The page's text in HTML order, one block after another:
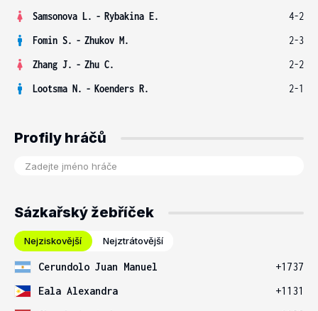
Samsonova L. - Rybakina E.
4-2
Fomin S. - Zhukov M.
2-3
Zhang J. - Zhu C.
2-2
Lootsma N. - Koenders R. 2-1
Profily hráčů
Sázkařský žebříček
Nejziskovější Nejztrátovější
Cerundolo Juan Manuel
+1737
Eala Alexandra
+1131